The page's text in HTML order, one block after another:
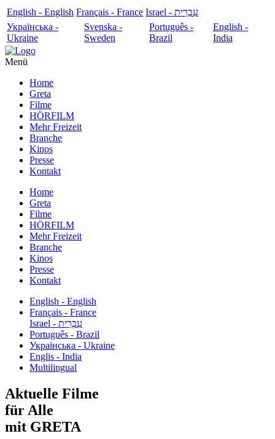
English - English Français - France
עִבְרִית - Israel
Українська -
Ukraine
Svenska -
Sweden
Português -
Brazil
English -
India
Menü
Home
Greta
Filme
HÖRFILM
Mehr Freizeit
Branche
Kinos
Presse
Kontakt
Home
Greta
Filme
HÖRFILM
Mehr Freizeit
Branche
Kinos
Presse
Kontakt
English - English
Français - France
עִבְרִית - Israel
Português - Brazil
Українська - Ukraine
Englis - India
Multilingual
Aktuelle Filme
für Alle
mit GRETA